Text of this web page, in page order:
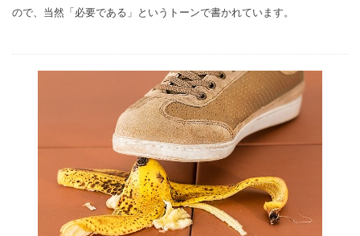
ので、当然「必要である」というトーンで書かれています。